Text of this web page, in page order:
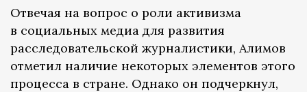
Отвечая на вопрос о роли активизма
в социальных медиа для развития
расследовательской журналистики, Алимов
отметил наличие некоторых элементов этого
процесса в стране. Однако он подчеркнул,